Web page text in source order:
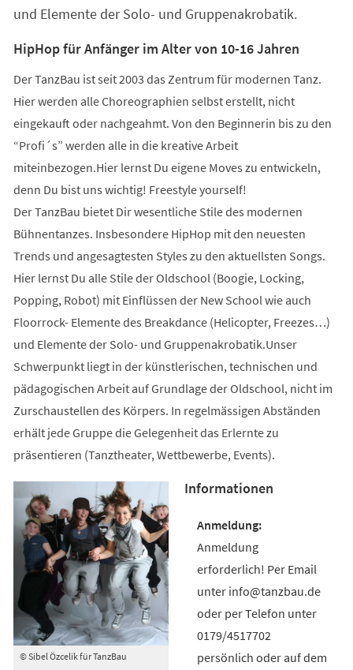
und Elemente der Solo- und Gruppenakrobatik.
HipHop für Anfänger im Alter von 10-16 Jahren
Der TanzBau ist seit 2003 das Zentrum für modernen Tanz.
Hier werden alle Choreographien selbst erstellt, nicht
eingekauft oder nachgeahmt. Von den Beginnerin bis zu den
“Profi´s” werden alle in die kreative Arbeit
miteinbezogen.Hier lernst Du eigene Moves zu entwickeln,
denn Du bist uns wichtig! Freestyle yourself!
Der TanzBau bietet Dir wesentliche Stile des modernen
Bühnentanzes. Insbesondere HipHop mit den neuesten
Trends und angesagtesten Styles zu den aktuellsten Songs.
Hier lernst Du alle Stile der Oldschool (Boogie, Locking,
Popping, Robot) mit Einflüssen der New School wie auch
Floorrock- Elemente des Breakdance (Helicopter, Freezes…)
und Elemente der Solo- und Gruppenakrobatik.Unser
Schwerpunkt liegt in der künstlerischen, technischen und
pädagogischen Arbeit auf Grundlage der Oldschool, nicht im
Zurschaustellen des Körpers. In regelmässigen Abständen
erhält jede Gruppe die Gelegenheit das Erlernte zu
präsentieren (Tanztheater, Wettbewerbe, Events).
© Sibel Özcelik für TanzBau
Informationen
Anmeldung
erforderlich! Per Email
unter info@tanzbau.de
oder per Telefon unter
0179/4517702
persönlich oder auf dem